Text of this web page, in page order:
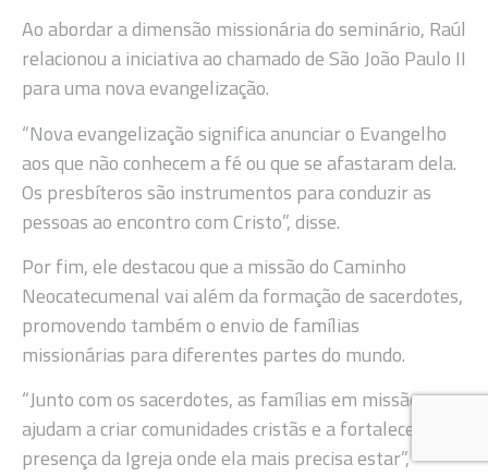
Ao abordar a dimensão missionária do seminário, Raúl
relacionou a iniciativa ao chamado de São João Paulo II
para uma nova evangelização.
“Nova evangelização significa anunciar o Evangelho
aos que não conhecem a fé ou que se afastaram dela.
Os presbíteros são instrumentos para conduzir as
pessoas ao encontro com Cristo”, disse.
Por fim, ele destacou que a missão do Caminho
Neocatecumenal vai além da formação de sacerdotes,
promovendo também o envio de famílias
missionárias para diferentes partes do mundo.
“Junto com os sacerdotes, as famílias em missão
ajudam a criar comunidades cristãs e a fortalecer a
presença da Igreja onde ela mais precisa estar”,